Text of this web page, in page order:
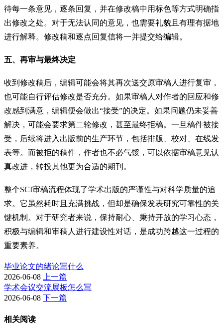
待每一条意见，逐条回复，并在修改稿中用标色等方式明确指
出修改之处。对于无法认同的意见，也需要礼貌且有理有据地
进行解释。修改稿和逐点回复信将一并提交给编辑。
五、再审与最终决定
收到修改稿后，编辑可能会将其再次送交原审稿人进行复审，
也可能自行评估修改是否充分。如果审稿人对作者的回应和修
改感到满意，编辑便会做出“接受”的决定。如果问题仍未妥善
解决，可能会要求第二轮修改，甚至最终拒稿。一旦稿件被接
受，后续将进入出版前的生产环节，包括排版、校对、在线发
表等。而被拒的稿件，作者也不必气馁，可以依据审稿意见认
真改进，转投其他更为合适的期刊。
整个SCI审稿流程体现了学术出版的严谨性与对科学质量的追
求。它虽然耗时且充满挑战，但却是确保发表研究可靠性的关
键机制。对于研究者来说，保持耐心、秉持开放的学习心态，
积极与编辑和审稿人进行建设性对话，是成功跨越这一过程的
重要素养。
毕业论文的绪论写什么
2026-06-08 上一篇
学术会议交流展板怎么写
2026-06-08 下一篇
相关阅读